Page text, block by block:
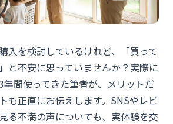
入を検討しているけれど、「買って
と不安に思っていませんか？実際に
年間使ってきた筆者が、メリットだ
も正直にお伝えします。SNSやレビ
る不満の声についても、実体験を交